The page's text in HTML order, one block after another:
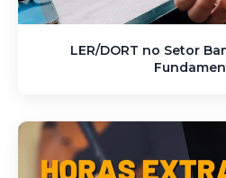
LER/DORT no Setor